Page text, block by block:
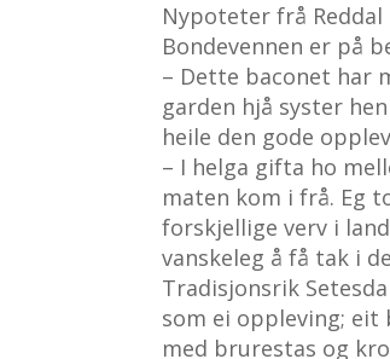
Nypoteter frå
Bondevennen er på
– Dette baconet har
garden hjå syster
heile den gode
– I helga gifta ho
maten kom i frå. Eg
forskjellige verv i
vanskeleg å få tak i
Tradisjonsrik
som ei oppleving;
med brurestas og